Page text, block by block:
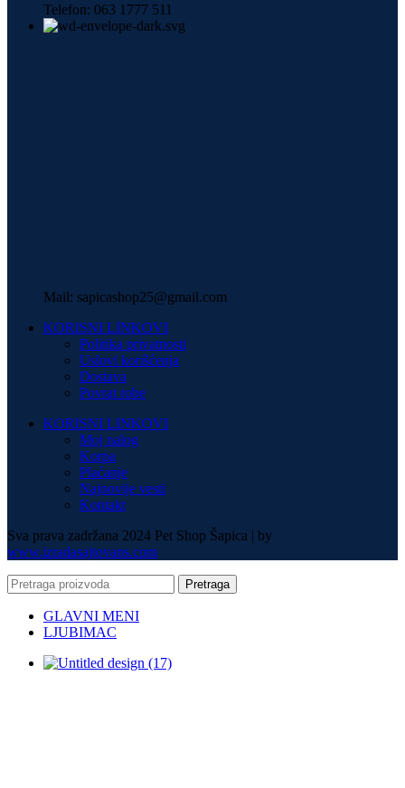
Telefon: 063 1777 511
Mail: sapicashop25@gmail.com
KORISNI LINKOVI
Politika privatnosti
Uslovi korišćenja
Dostava
Povrat robe
KORISNI LINKOVI
Moj nalog
Korpa
Plaćanje
Najnovije vesti
Kontakt
Sva prava zadržana 2024 Pet Shop Šapica | by
www.izradasajtovans.com
Pretraga
GLAVNI MENI
LJUBIMAC